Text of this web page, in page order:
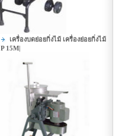
เครื่องบดย่อยกิ่งไม้ เครื่องย่อยกิ่งไม้
P 15M|